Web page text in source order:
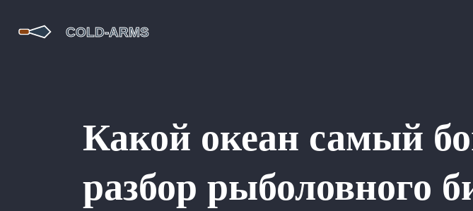
Какой океан самый
разбор рыболовного